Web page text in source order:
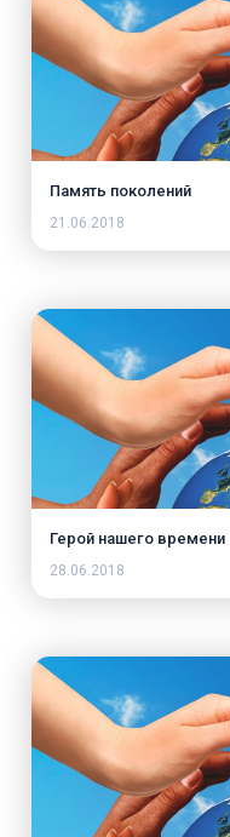
Память поколений
21.06.2018
Герой нашего времени
28.06.2018